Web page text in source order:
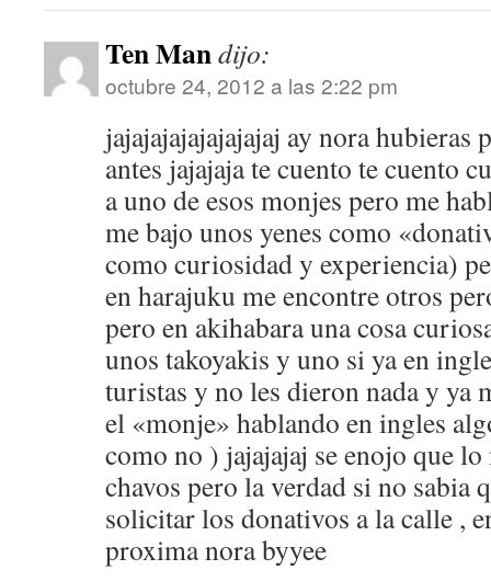
Ten Mandijo:
octubre 24, 2012 a las 2:22 pm
jajajajajajajajajaj ay nora hubieras
antes jajajaja te cuento te cuento
a uno de esos monjes pero me
me bajo unos yenes como
como curiosidad y experiencia)
en harajuku me encontre otros
pero en akihabara una cosa
unos takoyakis y uno si ya en
turistas y no les dieron nada y ya
el «monje» hablando en ingles
como no ) jajajajaj se enojo que
chavos pero la verdad si no sabia
solicitar los donativos a la calle ,
proxima nora byyee